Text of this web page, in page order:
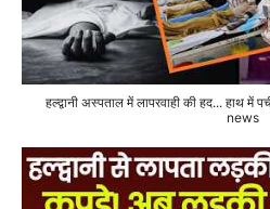
हल्द्वानी अस्पताल में लापरवाही की हद... हाथ में
news